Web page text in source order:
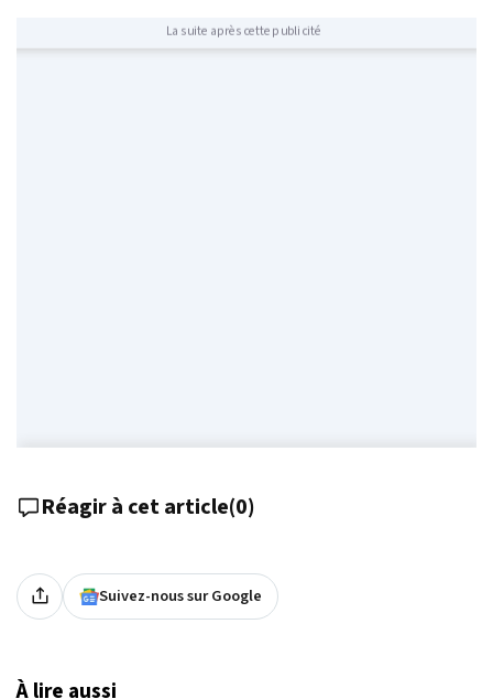
La suite après cette publicité
Réagir à cet article(0)
Suivez-nous sur Google
À lire aussi